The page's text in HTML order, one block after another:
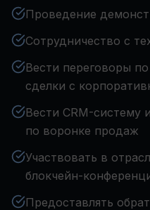
Проведение
Сотрудничество с
Вести переговоры
сделки с
Вести CRM-систему
по воронке продаж
Участвовать в
блокчейн-
Предоставлять